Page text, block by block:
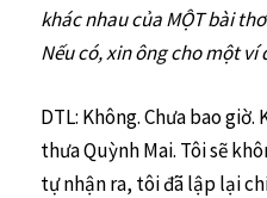
khác nhau của MỘT bài
Nếu có, xin ông cho một ví
DTL: Không. Chưa bao
thưa Quỳnh Mai. Tôi sẽ
tự nhận ra, tôi đã lập lại